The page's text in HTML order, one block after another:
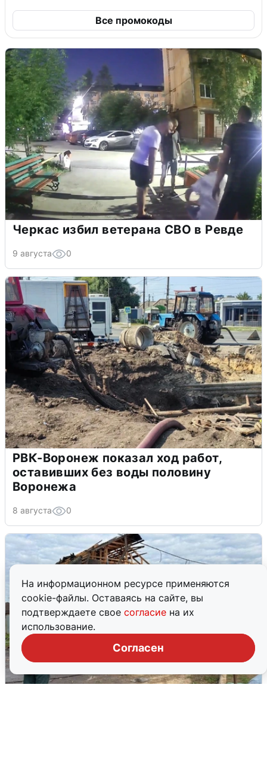
На информационном ресурсе применяются
cookie-файлы. Оставаясь на сайте, вы
подтверждаете свое согласие на их
использование.
Согласен
Все промокоды
Черкас избил ветерана СВО в Ревде
9 августа 0
РВК-Воронеж показал ход работ,
оставивших без воды половину
Воронежа
8 августа 0